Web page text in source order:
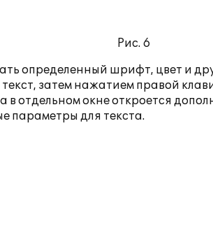
Рис. 6
определенный шрифт, цвет и
затем нажатием правой
в отдельном окне откроется
параметры для текста.